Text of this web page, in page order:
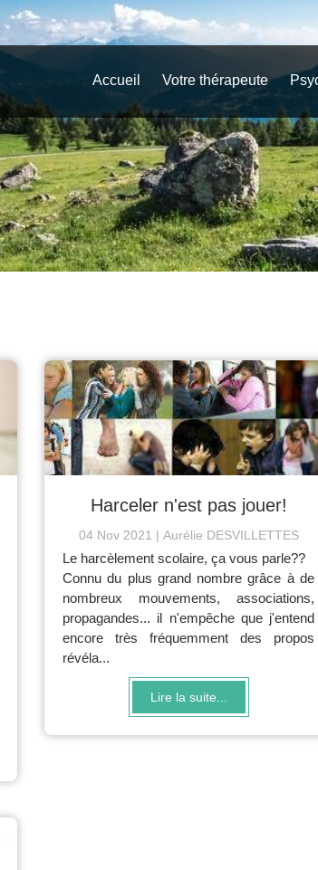
Accueil Votre thérapeute
Harceler n'est pas jouer!
04 Nov 2021 Aurélie DESVILLETTES
Le harcèlement scolaire, ça vous parle??
Connu du plus grand nombre grâce à de
nombreux mouvements, associations,
propagandes... il n'empêche que j'entend
encore très fréquemment des propos
révéla...
Lire la suite...